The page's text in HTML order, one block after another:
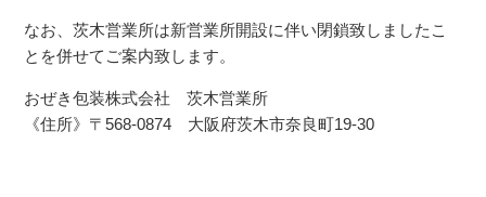
なお、茨木営業所は新営業所開設に伴い閉鎖致しましたこ
とを併せてご案内致します。
おぜき包装株式会社 茨木営業所
《住所》〒568-0874 大阪府茨木市奈良町19-30